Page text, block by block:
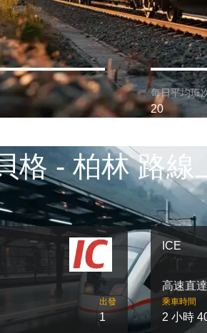
每日平均班
20
格 - 柏林 路線
出發
1
ICE
高速直
乘車時間
2 小時